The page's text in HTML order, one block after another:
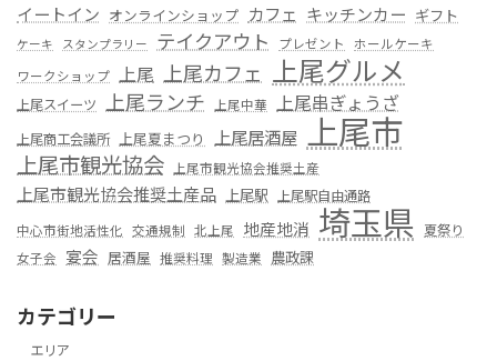
イートイン オンラインショップ カフェ キッチンカー ギフト
ケーキ スタンプラリー テイクアウト プレゼント
ホールケーキ
ワークショップ 上尾 上尾カフェ 上尾グルメ
上尾スイーツ 上尾ランチ 上尾中華 上尾串ぎょうざ
上尾商工会議所 上尾夏まつり 上尾居酒屋 上尾市
上尾市観光協会 上尾市観光協会推奨土産
上尾市観光協会推奨土産品 上尾駅 上尾駅自由通路
中心市街地活性化 交通規制 北上尾 地産地消 埼玉県 夏祭り
女子会 宴会 居酒屋 推奨料理 製造業 農政課
カテゴリー
エリア